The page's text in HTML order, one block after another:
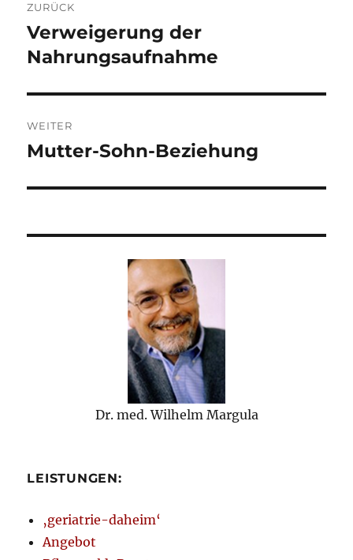
ZURÜCK
Vorheriger
Beitrag:
Verweigerung der
Nahrungsaufnahme
WEITER
Nächster
Mutter-Sohn-Beziehung
Dr. med. Wilhelm Margula
LEISTUNGEN:
‚geriatrie-daheim‘
Angebot